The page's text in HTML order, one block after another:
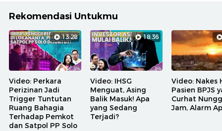
Rekomendasi Untukmu
13:28
Video: Perkara
Perizinan Jadi
Trigger Tuntutan
Ruang Bahagia
Terhadap Pemkot
dan Satpol PP Solo
18:36
Video: IHSG
Menguat, Asing
Balik Masuk! Apa
yang Sedang
Terjadi?
Video: Nakes
Pasien BPJS
Curhat
Jam, Alarm